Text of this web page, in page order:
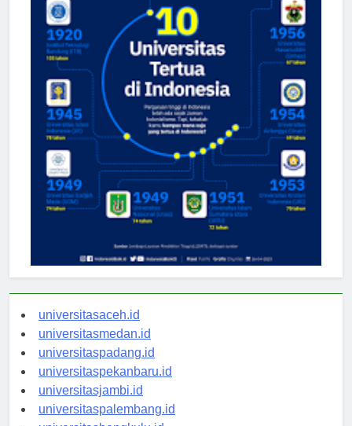
universitasaceh.id
universitasmedan.id
universitaspadang.id
universitaspekanbaru.id
universitasjambi.id
universitaspalembang.id